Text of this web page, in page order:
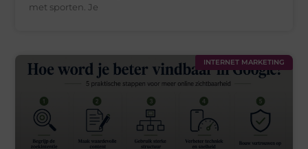
met sporten. Je
INTERNET MARKETING